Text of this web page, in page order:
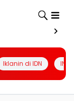
Iklanin di IDN